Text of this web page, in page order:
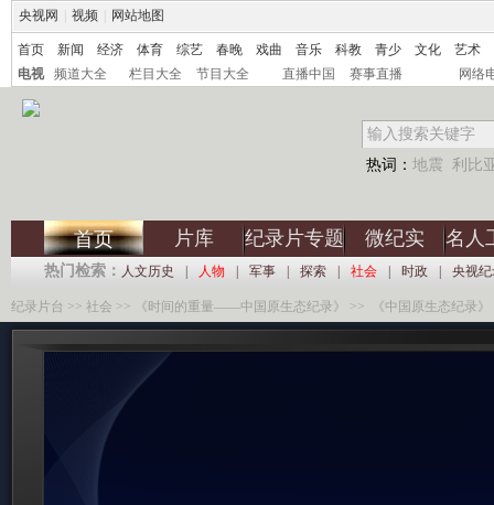
央视网 视频 网站地图
首页 新闻 经济 体育 综艺 春晚 戏曲 音乐 科教 青少 文化
艺术
电视
频道大全 栏目大全 节目大全 直播中国 赛事直播 网络
热词： 地震 利比
首页 片库 纪录片专题 微纪实 名人
热门检索： 人文历史 人物 军事 探索 社会 时政 央视
纪录片台 >> 社会 >> 《时间的重量――中国原生态纪录》 >> 《中国原生态纪录